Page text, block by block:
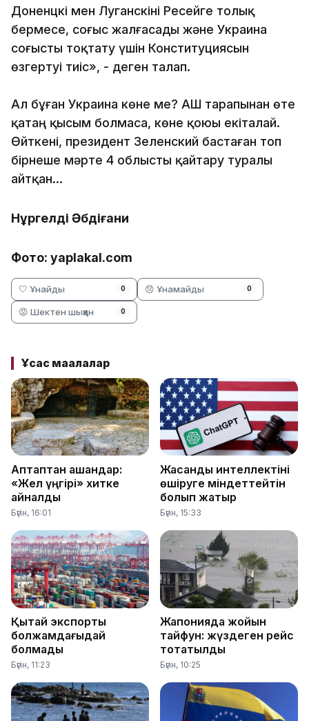
Доненцкі мен Луганскіні Ресейге толық
бермесе, соғыс жалғасады және Украина
соғысты тоқтату үшін Конституциясын
өзгертуі тиіс», - деген талап.
Ал бұған Украина көне ме? АҚШ тарапынан өте
қатаң қысым болмаса, көне қоюы екіталай.
Өйткені, президент Зеленский бастаған топ
бірнеше мәрте 4 облысты қайтару туралы
айтқан...
Нұргелді Әбдіғани
Фото: yaplakal.com
🤍 Ұнайды 0 😞 Ұнамайды 0
😡 Шектен шыққан 0
Ұқсас мақалалар
Аптаптан қашқандар:
«Жел үңгірі» хитке
айналды
Бүгін, 16:01
Жасанды интеллектіні
өшіруге міндеттейтін
болып жатыр
Бүгін, 15:33
Қытай экспорты
болжамдағыдай
болмады
Бүгін, 11:23
Жапонияда жойқын
тайфун: жүздеген рейс
тоқтатылды
Бүгін, 10:25